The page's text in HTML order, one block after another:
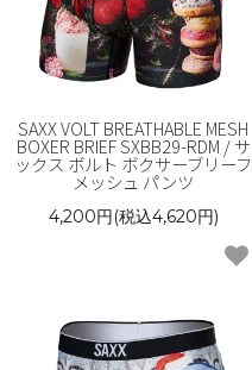
SAXX VOLT BREATHABLE MESH
BOXER BRIEF SXBB29-RDM / サ
ックス ボルト ボクサーブリーフ
メッシュ パンツ
4,200円(税込4,620円)